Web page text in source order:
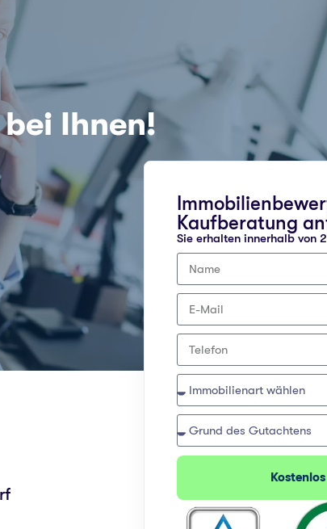
Ihnen!
Kaufberatung
Sie erhalten innerhalb von